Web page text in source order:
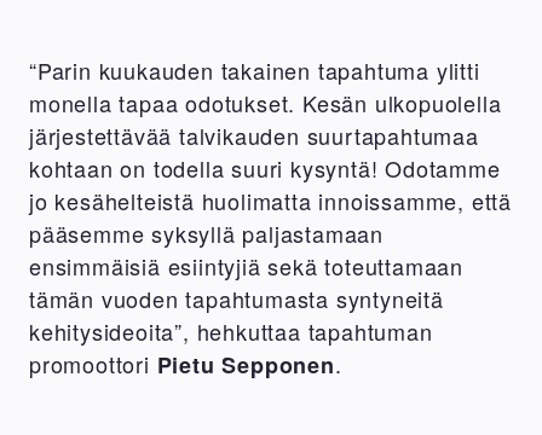
“Parin kuukauden takainen tapahtuma ylitti
monella tapaa odotukset. Kesän ulkopuolella
järjestettävää talvikauden suurtapahtumaa
kohtaan on todella suuri kysyntä! Odotamme
jo kesähelteistä huolimatta innoissamme, että
pääsemme syksyllä paljastamaan
ensimmäisiä esiintyjiä sekä toteuttamaan
tämän vuoden tapahtumasta syntyneitä
kehitysideoita”, hehkuttaa tapahtuman
promoottori Pietu Sepponen.